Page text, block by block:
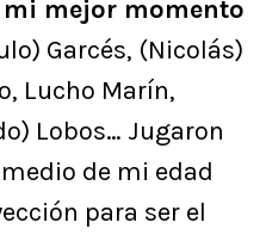
mejor momento
Garcés, (Nicolás)
Lucho Marín,
Lobos… Jugaron
de mi edad
para ser el